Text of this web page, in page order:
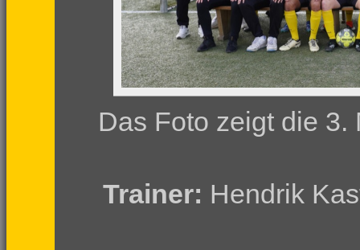
Das Foto zeigt die
Trainer: Hendrik